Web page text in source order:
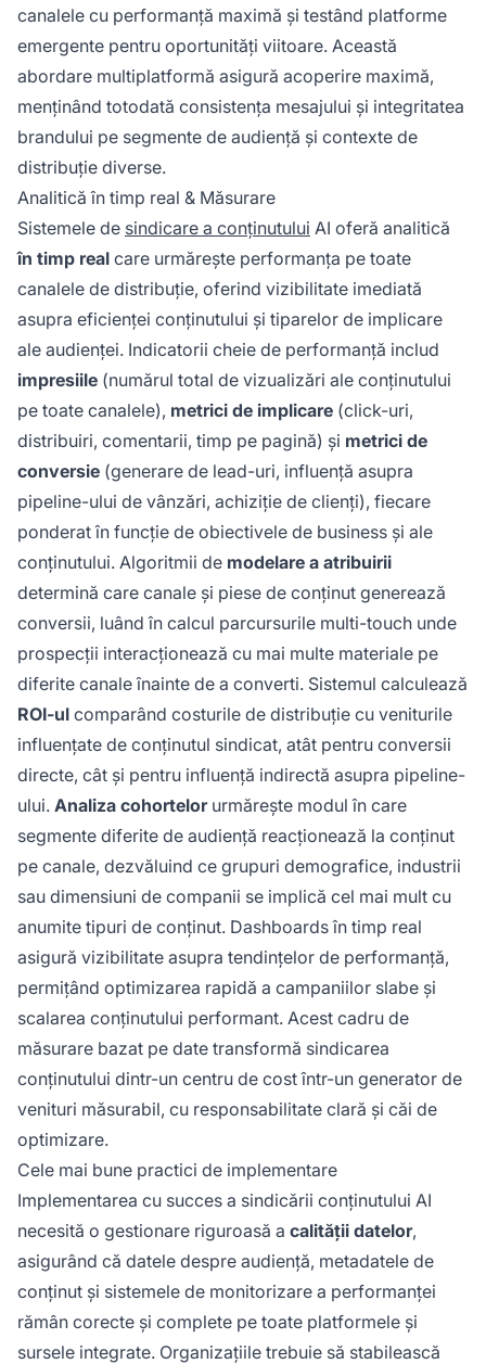
canalele cu performanță maximă și testând platforme
emergente pentru oportunități viitoare. Această
abordare multiplatformă asigură acoperire maximă,
menținând totodată consistența mesajului și integritatea
brandului pe segmente de audiență și contexte de
distribuție diverse.
Analitică în timp real & Măsurare
Sistemele de sindicare a conținutului AI oferă analitică
în timp real care urmărește performanța pe toate
canalele de distribuție, oferind vizibilitate imediată
asupra eficienței conținutului și tiparelor de implicare
ale audienței. Indicatorii cheie de performanță includ
impresiile (numărul total de vizualizări ale conținutului
pe toate canalele), metrici de implicare (click-uri,
distribuiri, comentarii, timp pe pagină) și metrici de
conversie (generare de lead-uri, influență asupra
pipeline-ului de vânzări, achiziție de clienți), fiecare
ponderat în funcție de obiectivele de business și ale
conținutului. Algoritmii de modelare a atribuirii
determină care canale și piese de conținut generează
conversii, luând în calcul parcursurile multi-touch unde
prospecții interacționează cu mai multe materiale pe
diferite canale înainte de a converti. Sistemul calculează
ROI-ul comparând costurile de distribuție cu veniturile
influențate de conținutul sindicat, atât pentru conversii
directe, cât și pentru influență indirectă asupra pipeline-
ului. Analiza cohortelorurmărește modul în care
segmente diferite de audiență reacționează la conținut
pe canale, dezvăluind ce grupuri demografice, industrii
sau dimensiuni de companii se implică cel mai mult cu
anumite tipuri de conținut. Dashboards în timp real
asigură vizibilitate asupra tendințelor de performanță,
permițând optimizarea rapidă a campaniilor slabe și
scalarea conținutului performant. Acest cadru de
măsurare bazat pe date transformă sindicarea
conținutului dintr-un centru de cost într-un generator de
venituri măsurabil, cu responsabilitate clară și căi de
optimizare.
Cele mai bune practici de implementare
Implementarea cu succes a sindicării conținutului AI
necesită o gestionare riguroasă a calității datelor,
asigurând că datele despre audiență, metadatele de
conținut și sistemele de monitorizare a performanței
rămân corecte și complete pe toate platformele și
sursele integrate. Organizațiile trebuie să stabilească